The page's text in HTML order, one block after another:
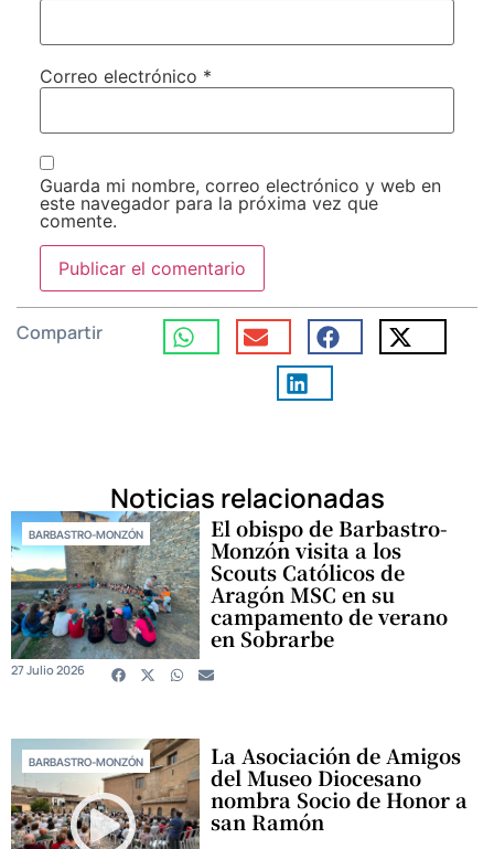
Correo electrónico *
Guarda mi nombre, correo electrónico y web en
este navegador para la próxima vez que
comente.
Compartir
Noticias relacionadas
BARBASTRO-MONZÓN El obispo de Barbastro-
Monzón visita a los
Scouts Católicos de
Aragón MSC en su
campamento de verano
en Sobrarbe
27 Julio 2026
BARBASTRO-MONZÓN La Asociación de Amigos
del Museo Diocesano
nombra Socio de Honor a
san Ramón